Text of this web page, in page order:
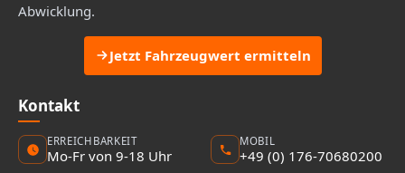
Abwicklung.
Jetzt Fahrzeugwert ermitteln
Kontakt
ERREICHBARKEIT
Mo-Fr von 9-18 Uhr
MOBIL
+49 (0) 176-70680200